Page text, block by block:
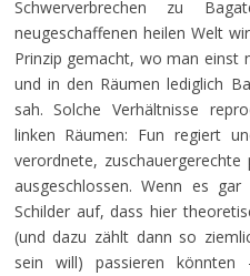
Schwerverbrechen zu
neugeschaffenen heilen Welt
Prinzip gemacht, wo man einst
und in den Räumen lediglich
sah. Solche Verhältnisse
linken Räumen: Fun regiert
verordnete, zuschauergerechte
ausgeschlossen. Wenn es
Schilder auf, dass hier
(und dazu zählt dann so
sein will) passieren